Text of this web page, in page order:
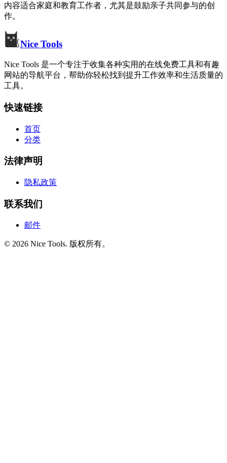
内容适合家庭和教育工作者，尤其是鼓励亲子共同参与的创
作。
Nice Tools
Nice Tools 是一个专注于收集各种实用的在线免费工具和有趣
网站的导航平台，帮助你轻松找到提升工作效率和生活质量的
工具。
快速链接
首页
分类
法律声明
隐私政策
联系我们
邮件
© 2026 Nice Tools. 版权所有。